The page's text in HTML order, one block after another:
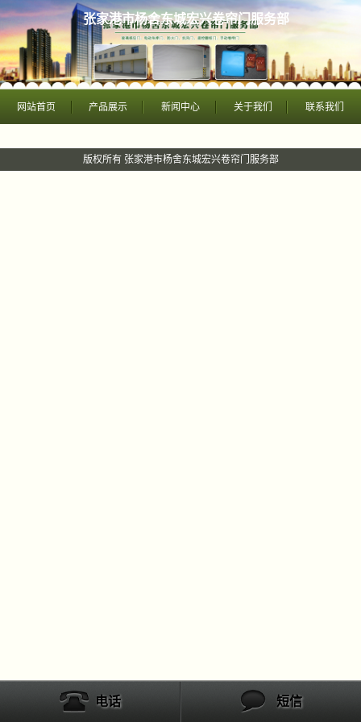
张家港市杨舍东城宏兴卷帘门服务部
网站首页 产品展示 新闻中心 关于我们 联系我们
版权所有 张家港市杨舍东城宏兴卷帘门服务部
电话 短信